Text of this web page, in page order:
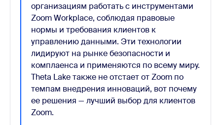
организациям работать с инструментами
Zoom Workplace, соблюдая правовые
нормы и требования клиентов к
управлению данными. Эти технологии
лидируют на рынке безопасности и
комплаенса и применяются по всему миру.
Theta Lake также не отстает от Zoom по
темпам внедрения инноваций, вот почему
ее решения — лучший выбор для клиентов
Zoom.